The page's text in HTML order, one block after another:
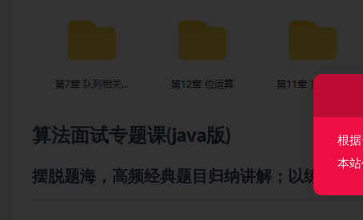
算法面试专题课(java版)
摆脱题海，高频经典题目归纳讲解；以练代学
根
本站